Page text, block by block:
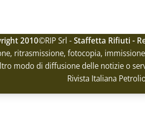
2010©RIP Srl -Staffetta Rifiuti -
ritrasmissione, fotocopia,
modo di diffusione delle notizie o
Rivista Italiana